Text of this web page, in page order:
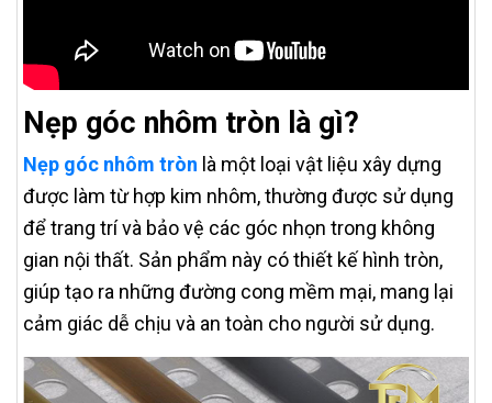
Nẹp góc nhôm tròn là gì?
Nẹp góc nhôm tròn là một loại vật liệu xây dựng
được làm từ hợp kim nhôm, thường được sử dụng
để trang trí và bảo vệ các góc nhọn trong không
gian nội thất. Sản phẩm này có thiết kế hình tròn,
giúp tạo ra những đường cong mềm mại, mang lại
cảm giác dễ chịu và an toàn cho người sử dụng.